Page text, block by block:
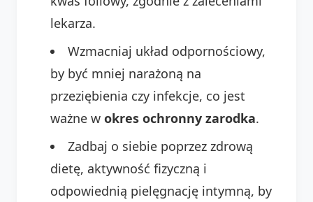
lekarza.
Wzmacniaj układ odpornościowy,
by być mniej narażoną na
przeziębienia czy infekcje, co jest
ważne w okres ochronny zarodka.
Zadbaj o siebie poprzez zdrową
dietę, aktywność fizyczną i
odpowiednią pielęgnację intymną, by